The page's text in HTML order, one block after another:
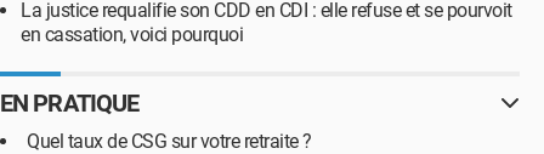
La justice requalifie son CDD en CDI : elle refuse et se pourvoit
en cassation, voici pourquoi
EN PRATIQUE
Quel taux de CSG sur votre retraite ?